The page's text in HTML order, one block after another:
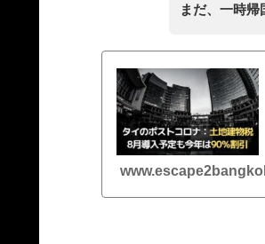
まだ、一時